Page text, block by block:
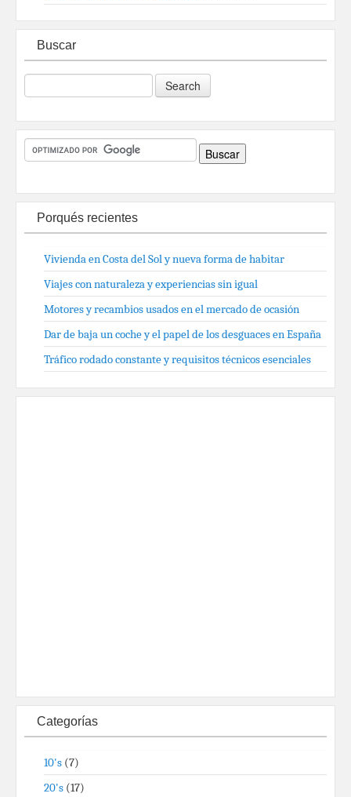
Buscar
Porqués recientes
Vivienda en Costa del Sol y nueva forma de habitar
Viajes con naturaleza y experiencias sin igual
Motores y recambios usados en el mercado de ocasión
Dar de baja un coche y el papel de los desguaces en España
Tráfico rodado constante y requisitos técnicos esenciales
Categorías
10's (7)
20's (17)